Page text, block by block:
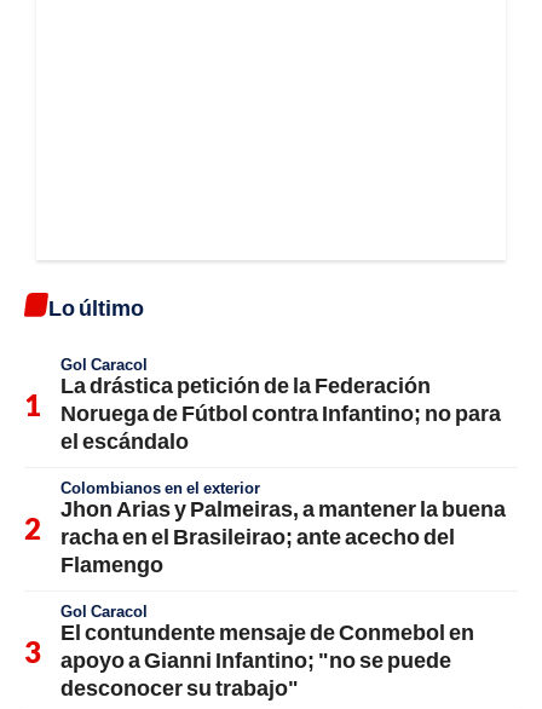
Lo último
Gol Caracol
La drástica petición de la Federación
Noruega de Fútbol contra Infantino; no para
el escándalo
Colombianos en el exterior
Jhon Arias y Palmeiras, a mantener la buena
racha en el Brasileirao; ante acecho del
Flamengo
Gol Caracol
El contundente mensaje de Conmebol en
apoyo a Gianni Infantino; "no se puede
desconocer su trabajo"